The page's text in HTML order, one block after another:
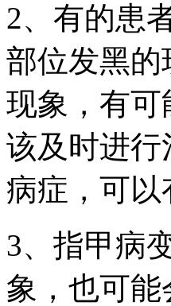
2、有的患
部位发黑
现象，有
该及时进
病症，可
3、指甲病
象，也可